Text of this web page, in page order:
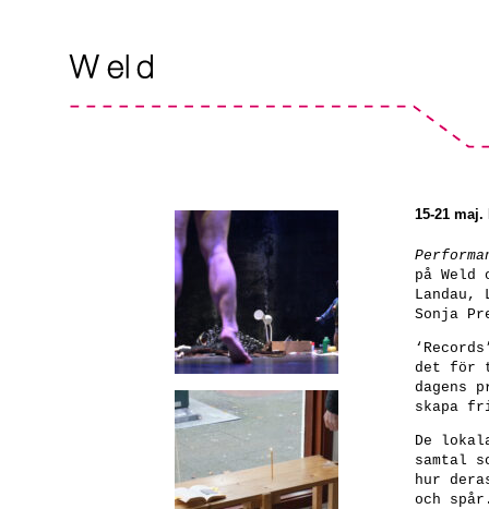
15-21
på Weld
Landau,
Sonja
det för
dagens
skapa
De
samtal
hur
och